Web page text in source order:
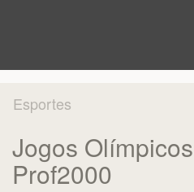
Esportes
Jogos
Prof2000